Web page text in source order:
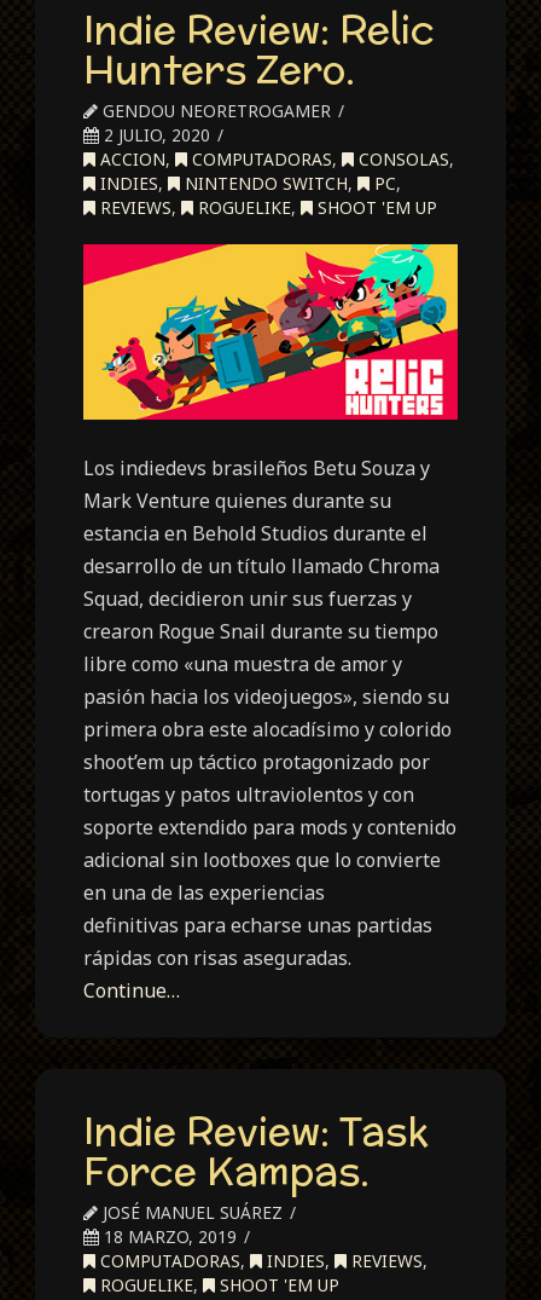
Indie Review: Relic
Hunters Zero.
GENDOU NEORETROGAMER
2 JULIO, 2020
ACCION, COMPUTADORAS, CONSOLAS,
INDIES, NINTENDO SWITCH, PC,
REVIEWS, ROGUELIKE, SHOOT 'EM UP
Los indiedevs brasileños Betu Souza y
Mark Venture quienes durante su
estancia en Behold Studios durante el
desarrollo de un título llamado Chroma
Squad, decidieron unir sus fuerzas y
crearon Rogue Snail durante su tiempo
libre como «una muestra de amor y
pasión hacia los videojuegos», siendo su
primera obra este alocadísimo y colorido
shoot’em up táctico protagonizado por
tortugas y patos ultraviolentos y con
soporte extendido para mods y contenido
adicional sin lootboxes que lo convierte
en una de las experiencias
definitivas para echarse unas partidas
rápidas con risas aseguradas.
Continue…
Indie Review: Task
Force Kampas.
JOSÉ MANUEL SUÁREZ
18 MARZO, 2019
COMPUTADORAS, INDIES, REVIEWS,
ROGUELIKE, SHOOT 'EM UP